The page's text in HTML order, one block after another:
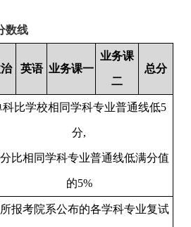
数线
英语 业务课一
业务课
二
总分
科比学校相同学科专业普通线低5
分,
比相同学科专业普通线低满分值
的5%
报考院系公布的各学科专业复试